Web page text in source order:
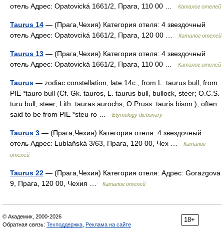
отель Адрес: Opatovická 1661/2, Прага, 110 00 …
Каталог отелей
Taurus 14 — (Прага,Чехия) Категория отеля: 4 звездочный
отель Адрес: Opatovciká 1661/2, Прага, 120 00 …
Каталог отелей
Taurus 13 — (Прага,Чехия) Категория отеля: 4 звездочный
отель Адрес: Opatovická 1661/2, Прага, 110 00 …
Каталог отелей
Taurus — zodiac constellation, late 14c., from L. taurus bull, from
PIE *tauro bull (Cf. Gk. tauros, L. taurus bull, bullock, steer; O.C.S.
turu bull, steer; Lith. tauras aurochs; O.Pruss. tauris bison ), often
said to be from PIE *steu ro …
Etymology dictionary
Taurus 3 — (Прага,Чехия) Категория отеля: 4 звездочный
отель Адрес: Lublaňská 3/63, Прага, 120 00, Чех …
Каталог
отелей
Taurus 22 — (Прага,Чехия) Категория отеля: Адрес: Gorazgova
9, Прага, 120 00, Чехия …
Каталог отелей
18+
© Академик, 2000-2026
Обратная связь: Техподдержка Реклама на сайте